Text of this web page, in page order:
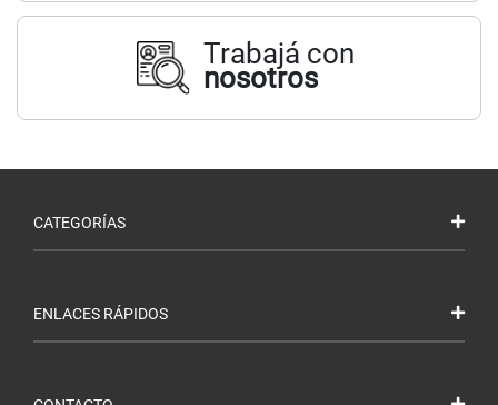
Trabajá con
nosotros
CATEGORÍAS
ENLACES RÁPIDOS